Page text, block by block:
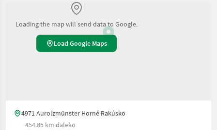
Loading the map will send data to Google.
Load Google Maps
4971 Aurolzmünster Horné Rakúsko
454.85 km daleko